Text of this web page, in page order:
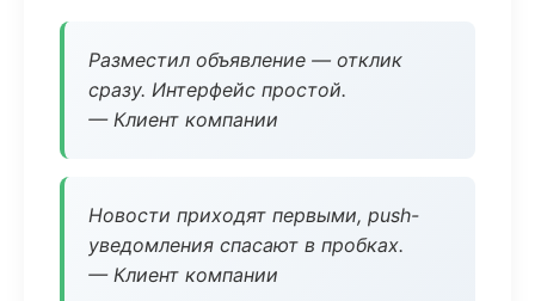
Разместил объявление — отклик
сразу. Интерфейс простой.
— Клиент компании
Новости приходят первыми, push-
уведомления спасают в пробках.
— Клиент компании